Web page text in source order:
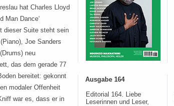
hat Charles Lloyd
Man Dance‘
dieser Suite steht sein
Joe Sanders
neu
das dem gerade 77
bereitet: gekonnt
modaler Offenheit
war es, dass er in
Ausgabe 164
Editorial 164. Liebe
Leserinnen und Leser,